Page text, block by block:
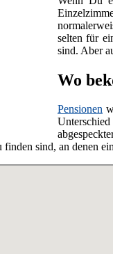
selten für
sind. Aber
Wo
Pensionen
finden sind, an denen